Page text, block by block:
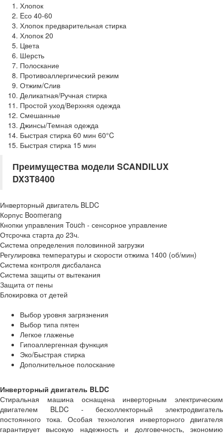
Хлопок
Eсо 40-60
Хлопок предварительная стирка
Хлопок 20
Цвета
Шерсть
Полоскание
Противоаллергический режим
Отжим/Слив
Деликатная/Ручная стирка
Простой уход/Верхняя одежда
Смешанные
Джинсы/Темная одежда
Быстрая стирка 60 мин 60°C
Быстрая стирка 15 мин
Преимущества модели SCANDILUX
DX3T8400
Инверторный двигатель BLDC
Корпус Boomerang
Кнопки управления Touch - сенсорное управление
Отсрочка старта до 23ч.
Система определения половинной загрузки
Регулировка температуры и скорости отжима 1400 (об/мин)
Система контроля дисбаланса
Система защиты от вытекания
Защита от пены
Блокировка от детей
Выбор уровня загрязнения
Выбор типа пятен
Легкое глаженье
Гипоаллергенная функция
Эко/Быстрая стирка
Дополнительное полоскание
Инверторный двигатель BLDC
Стиральная машина оснащена инверторным электрическим
двигателем BLDC - бесколлекторный электродвигатель
постоянного тока. Особая технология инверторного двигателя
гарантирует высокую надежность и долговечность, экономию